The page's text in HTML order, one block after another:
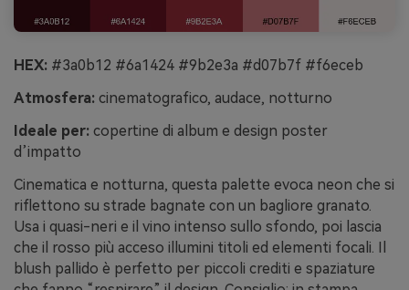
HEX: #3a0b12 #6a1424 #9b2e3a #d07b7f #f6eceb
Atmosfera: cinematografico, audace, notturno
Ideale per: copertine di album e design poster
d’impatto
Cinematica e notturna, questa palette evoca neon che si
riflettono su strade bagnate con un bagliore granato.
Usa i quasi-neri e il vino intenso sullo sfondo, poi lascia
che il rosso più acceso illumini titoli ed elementi focali. Il
blush pallido è perfetto per piccoli crediti e spaziature